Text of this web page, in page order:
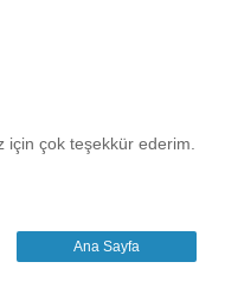
için çok teşekkür ederim.
Ana Sayfa